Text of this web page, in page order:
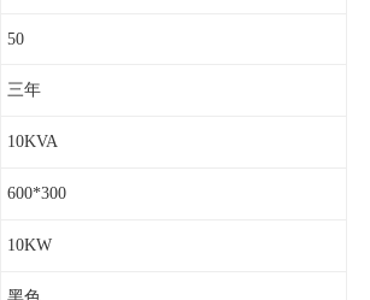
50
三年
10KVA
600*300
10KW
黑色